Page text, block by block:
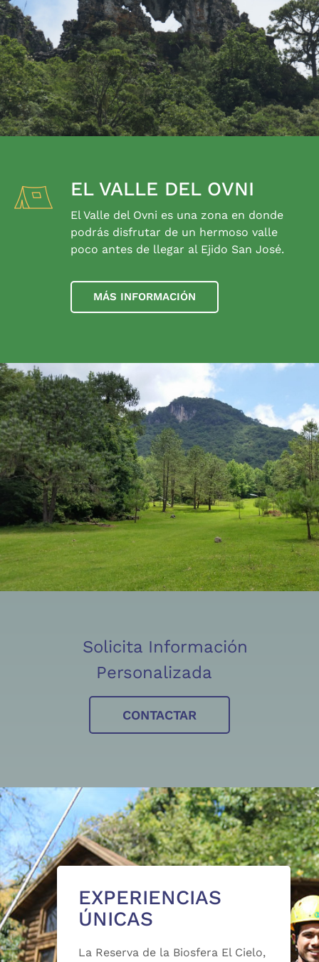
EL VALLE DEL OVNI
El Valle del Ovni es una zona en donde
podrás disfrutar de un hermoso valle
poco antes de llegar al Ejido San José.
MÁS INFORMACIÓN
Solicita Información
Personalizada
CONTACTAR
EXPERIENCIAS
ÚNICAS
La Reserva de la Biosfera El Cielo,